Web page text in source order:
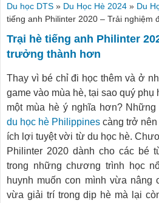
Du học DTS » Du Học Hè 2024 » Du
tiếng anh Philinter 2020 – Trải nghiệm
Trại hè tiếng anh Philinter
trưởng thành hơn
Thay vì bé chỉ đi học thêm và ở
game vào mùa hè, tại sao quý phụ
một mùa hè ý nghĩa hơn?
du học hè Philippines càng trở
ích lợi tuyệt vời từ du học hè.
Philinter 2020 dành cho các bé
trong những chương trình học
huynh muốn con mình vừa nâng
vừa giải trí trong dịp hè mà lại